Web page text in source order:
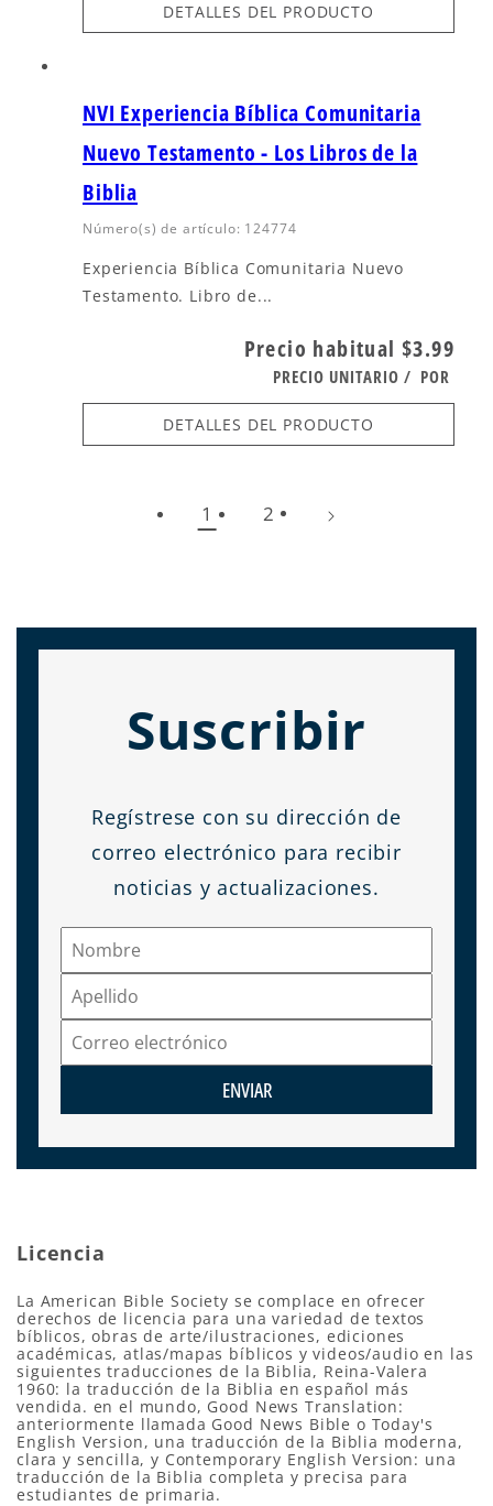
DETALLES DEL PRODUCTO
NVI Experiencia Bíblica Comunitaria
Nuevo Testamento - Los Libros de la
Biblia
Número(s) de artículo: 124774
Experiencia Bíblica Comunitaria Nuevo
Testamento. Libro de...
Precio habitual $3.99
PRECIO UNITARIO / POR
DETALLES DEL PRODUCTO
1 2
Suscribir
Regístrese con su dirección de
correo electrónico para recibir
noticias y actualizaciones.
ENVIAR
Licencia
La American Bible Society se complace en ofrecer
derechos de licencia para una variedad de textos
bíblicos, obras de arte/ilustraciones, ediciones
académicas, atlas/mapas bíblicos y videos/audio en las
siguientes traducciones de la Biblia, Reina-Valera
1960: la traducción de la Biblia en español más
vendida. en el mundo, Good News Translation:
anteriormente llamada Good News Bible o Today's
English Version, una traducción de la Biblia moderna,
clara y sencilla, y Contemporary English Version: una
traducción de la Biblia completa y precisa para
estudiantes de primaria.